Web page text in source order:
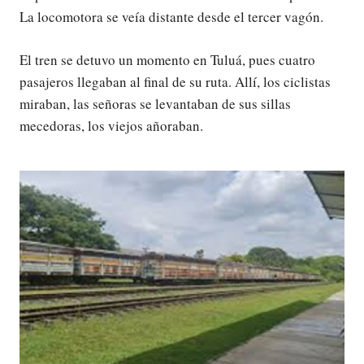
La locomotora se veía distante desde el tercer vagón.
El tren se detuvo un momento en Tuluá, pues cuatro
pasajeros llegaban al final de su ruta. Allí, los ciclistas
miraban, las señoras se levantaban de sus sillas
mecedoras, los viejos añoraban.